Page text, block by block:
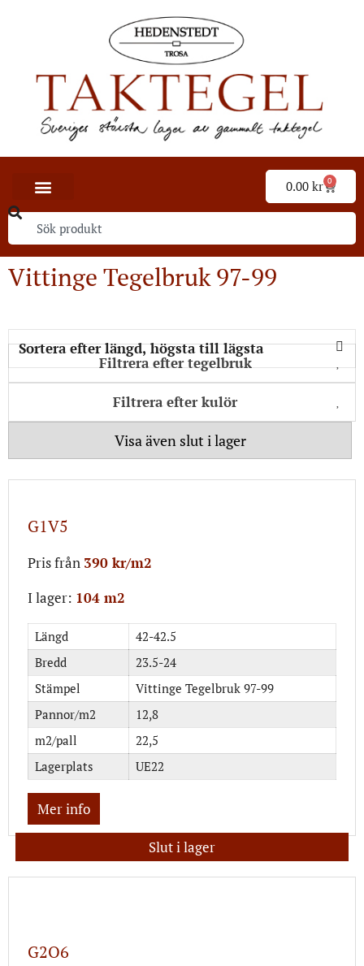
0.00 kr 0
Vittinge Tegelbruk 97-99
Filtrera efter tegelbruk
Filtrera efter kulör
Visa även slut i lager
G1V5
Pris från 390 kr/m2
I lager: 104 m2
Längd
42-42.5
Bredd
23.5-24
Stämpel
Vittinge Tegelbruk 97-99
Pannor/m2
12,8
m2/pall
22,5
Lagerplats
UE22
Mer info
Slut i lager
G2O6